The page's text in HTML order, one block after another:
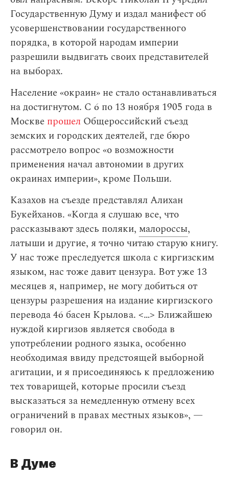
Государственную Думу и издал манифест об
усовершенствовании государственного
порядка, в которой народам империи
разрешили выдвигать своих представителей
на выборах.
Население «окраин» не стало останавливаться
на достигнутом. С 6 по 13 ноября 1905 года в
Москве прошел Общероссийский съезд
земских и городских деятелей, где бюро
рассмотрело вопрос «о возможности
применения начал автономии в других
окраинах империи», кроме Польши.
Казахов на съезде представлял Алихан
Букейханов. «Когда я слушаю все, что
рассказывают здесь поляки, малороссы,
латыши и другие, я точно читаю старую книгу.
У нас тоже преследуется школа с киргизским
языком, нас тоже давит цензура. Вот уже 13
месяцев я, например, не могу добиться от
цензуры разрешения на издание киргизского
перевода 46 басен Крылова. < … > Ближайшею
нуждой киргизов является свобода в
употреблении родного языка, особенно
необходимая ввиду предстоящей выборной
агитации, и я присоединяюсь к предложению
тех товарищей, которые просили съезд
высказаться за немедленную отмену всех
ограничений в правах местных языков», —
говорил он.
В Думе